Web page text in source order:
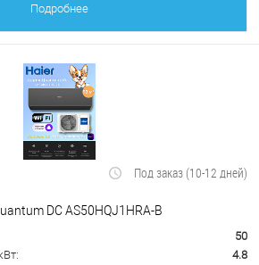
Подробнее
Под заказ (10-12 дней)
DC AS50HQJ1HRA-B
50
4.8